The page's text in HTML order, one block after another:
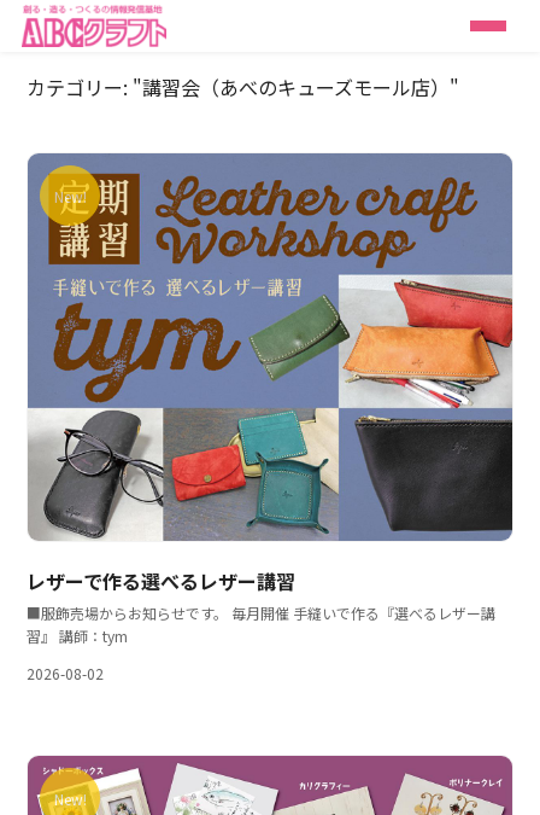
カテゴリー: "講習会（あべのキューズモール店）"
New!
2026-08-02
レザーで作る選べるレザー講習
■服飾売場からお知らせです。 毎月開催 手縫いで作る『選べるレザー講
習』 講師：tym
New!